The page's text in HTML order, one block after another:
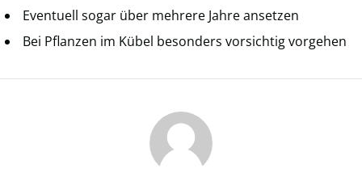
Eventuell sogar über mehrere Jahre ansetzen
Bei Pflanzen im Kübel besonders vorsichtig vorgehen